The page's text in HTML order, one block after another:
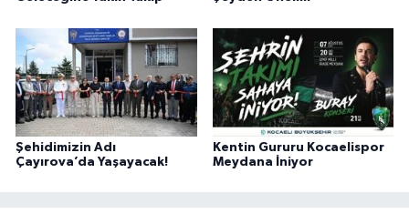
Şehidimizin Adı
Çayırova’da Yaşayacak!
Kentin Gururu Kocaelispor
Meydana İniyor